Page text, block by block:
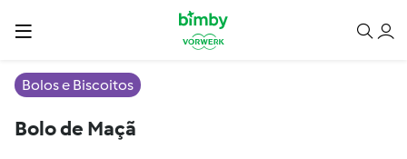
Bolos e Biscoitos
Bolo de Maçã